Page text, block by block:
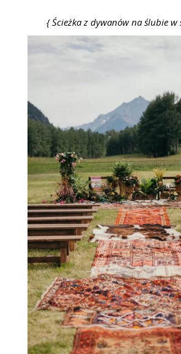
{ Ścieżka z dywanów na ślubie